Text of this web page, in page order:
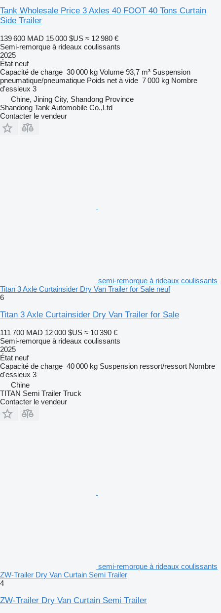
Tank Wholesale Price 3 Axles 40 FOOT 40 Tons Curtain
Side Trailer
139 600 MAD 15 000 $US ≈ 12 980 €
Semi-remorque à rideaux coulissants
2025
État neuf
Capacité de charge 30 000 kg Volume 93,7 m³ Suspension
pneumatique/pneumatique Poids net à vide 7 000 kg Nombre
d'essieux 3
Chine, Jining City, Shandong Province
Shandong Tank Automobile Co.,Ltd
Contacter le vendeur
semi-remorque à rideaux coulissants
Titan 3 Axle Curtainsider Dry Van Trailer for Sale neuf
6
Titan 3 Axle Curtainsider Dry Van Trailer for Sale
111 700 MAD 12 000 $US ≈ 10 390 €
Semi-remorque à rideaux coulissants
2025
État neuf
Capacité de charge 40 000 kg Suspension ressort/ressort Nombre
d'essieux 3
Chine
TITAN Semi Trailer Truck
Contacter le vendeur
semi-remorque à rideaux coulissants
ZW-Trailer Dry Van Curtain Semi Trailer
4
ZW-Trailer Dry Van Curtain Semi Trailer